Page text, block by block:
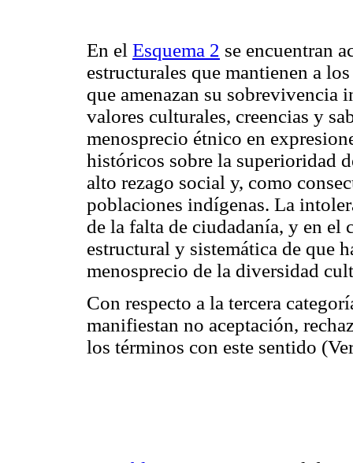
En el Esquema 2 se encuentran
estructurales que mantienen a
que amenazan su
valores culturales, creencias y
menosprecio étnico en
históricos sobre la superioridad
alto rezago social y, como
poblaciones indígenas. La
de la falta de ciudadanía, y en
estructural y sistemática de que
menosprecio de la diversidad
Con respecto a la tercera
manifiestan no aceptación,
los términos con este sentido